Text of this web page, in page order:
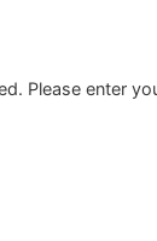
Please enter